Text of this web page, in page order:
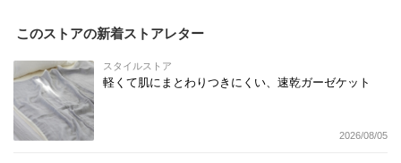
このストアの新着ストアレター
スタイルストア
軽くて肌にまとわりつきにくい、速乾ガーゼケット
2026/08/05